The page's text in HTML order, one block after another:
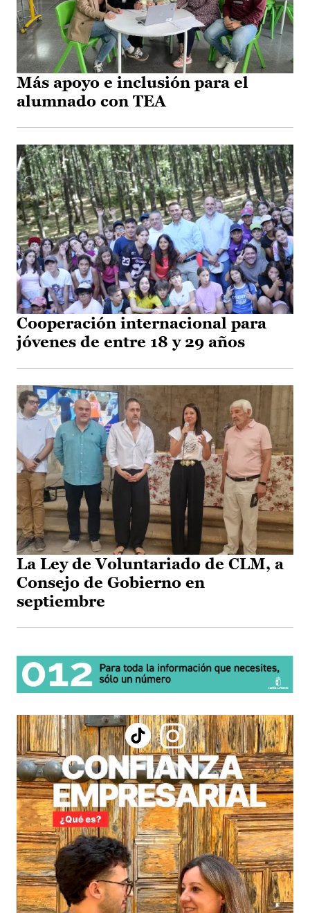
Más apoyo e inclusión para el
alumnado con TEA
Cooperación internacional para
jóvenes de entre 18 y 29 años
La Ley de Voluntariado de CLM, a
Consejo de Gobierno en
septiembre